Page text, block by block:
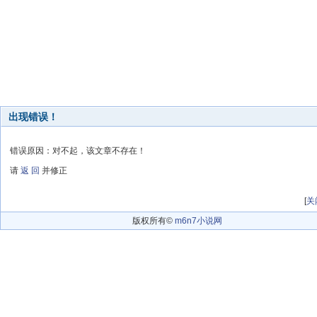
出现错误！
错误原因：对不起，该文章不存在！
请 返 回 并修正
[关
版权所有© m6n7小说网